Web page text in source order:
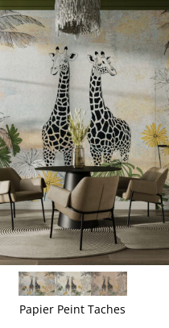
Papier Peint Taches